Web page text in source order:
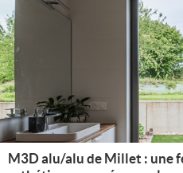
M3D alu/alu de Millet : une